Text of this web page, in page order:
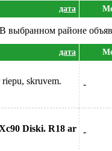
дата
В выбранном районе
дата
skruvem.
-
Diski. R18 ar
-